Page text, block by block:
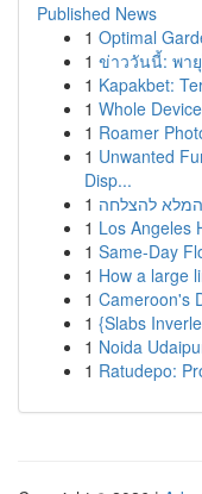
Published News
1 Optimal
1 ข่าววันนี้: พา
1 Kapakbet:
1 Whole
1 Roamer
1 Unwanted
Disp...
1 המלא להצלחה
1 Los Angeles
1 Same-Day
1 How a large
1 Cameroon's
1 {Slabs
1 Noida
1 Ratudepo: